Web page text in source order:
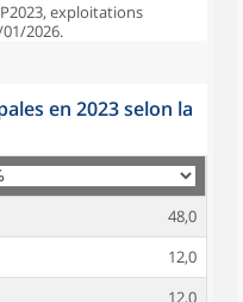
exploitations
2026.
en 2023 selon la
48,0
12,0
12,0